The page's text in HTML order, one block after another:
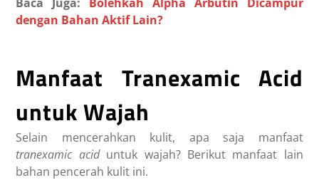
dengan Bahan Aktif Lain?
Manfaat Tranexamic Acid
untuk Wajah
Selain mencerahkan kulit, apa saja manfaat
tranexamic acid untuk wajah? Berikut manfaat lain
bahan pencerah kulit ini.